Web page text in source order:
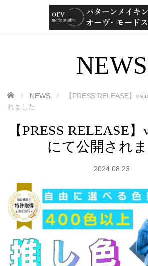
NEWS
ホーム NEWS
【PRESS RELEASE】
れました
【PRESS RELEASE】
にて公開され
2024.08.23